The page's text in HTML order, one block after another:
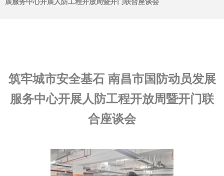
筑牢城市安全基石 南昌市国防动员发展
服务中心开展人防工程开放周暨开门联
合座谈会